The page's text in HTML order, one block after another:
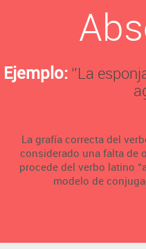
Ejemplo:‘’La
La grafía correcta del
considerado una falta de
procede del verbo latino
modelo de